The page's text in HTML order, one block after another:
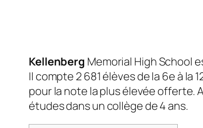
Kellenberg Memorial High School
Il compte 2 681 élèves de la 6e à la
pour la note la plus élevée offerte.
études dans un collège de 4 ans.